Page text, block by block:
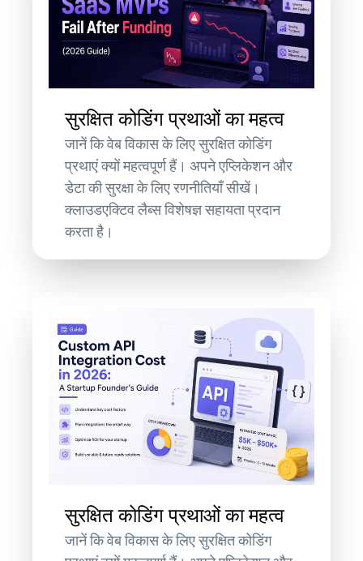
सुरक्षित कोडिंग प्रथाओं का महत्व
जानें कि वेब विकास के लिए सुरक्षित कोडिंग
प्रथाएं क्यों महत्वपूर्ण हैं। अपने एप्लिकेशन और
डेटा की सुरक्षा के लिए रणनीतियाँ सीखें।
क्लाउडएक्टिव लैब्स विशेषज्ञ सहायता प्रदान
करता है।
सुरक्षित कोडिंग प्रथाओं का महत्व
जानें कि वेब विकास के लिए सुरक्षित कोडिंग